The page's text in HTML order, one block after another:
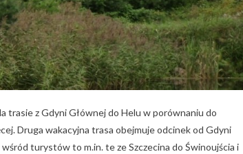
trasie z Gdyni Głównej do Helu w porównaniu do
Druga wakacyjna trasa obejmuje odcinek od Gdyni
turystów to m.in. te ze Szczecina do Świnoujścia i